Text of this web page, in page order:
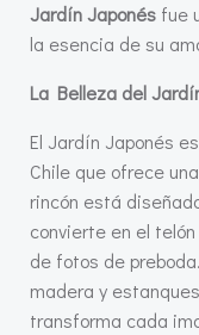
Jardín Japonés fue
la esencia de su
La Belleza del
El Jardín Japonés
Chile que ofrece
rincón está
convierte en el
de fotos de
madera y
transforma cada